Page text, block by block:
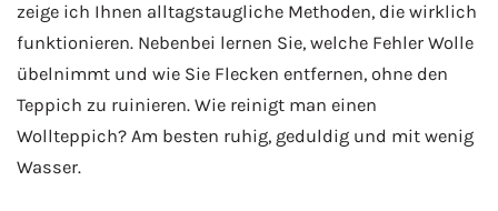
zeige ich Ihnen alltagstaugliche Methoden, die wirklich
funktionieren. Nebenbei lernen Sie, welche Fehler Wolle
übelnimmt und wie Sie Flecken entfernen, ohne den
Teppich zu ruinieren. Wie reinigt man einen
Wollteppich? Am besten ruhig, geduldig und mit wenig
Wasser.